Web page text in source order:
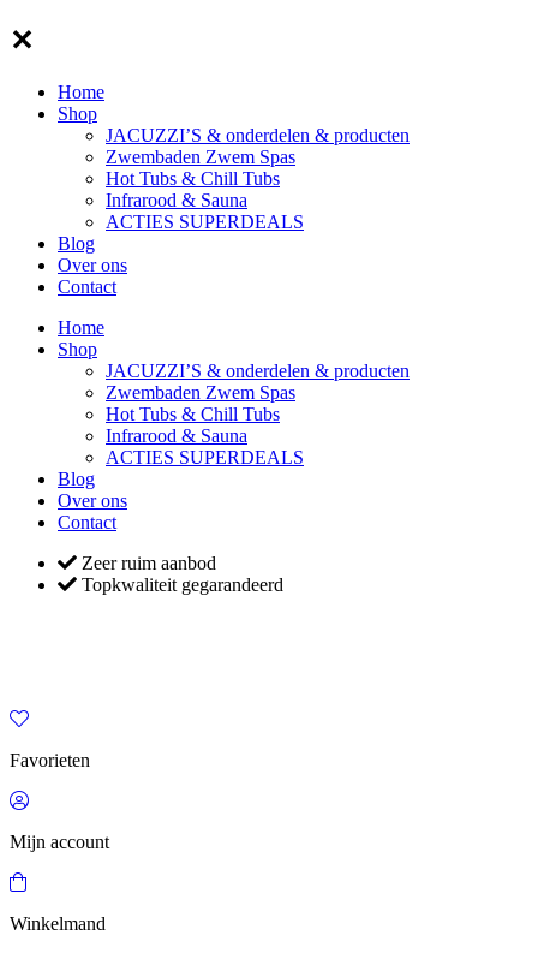
✕
Home
Shop
JACUZZI’S & onderdelen & producten
Zwembaden Zwem Spas
Hot Tubs & Chill Tubs
Infrarood & Sauna
ACTIES SUPERDEALS
Blog
Over ons
Contact
Home
Shop
JACUZZI’S & onderdelen & producten
Zwembaden Zwem Spas
Hot Tubs & Chill Tubs
Infrarood & Sauna
ACTIES SUPERDEALS
Blog
Over ons
Contact
Zeer ruim aanbod
Topkwaliteit gegarandeerd
Favorieten
Mijn account
Winkelmand